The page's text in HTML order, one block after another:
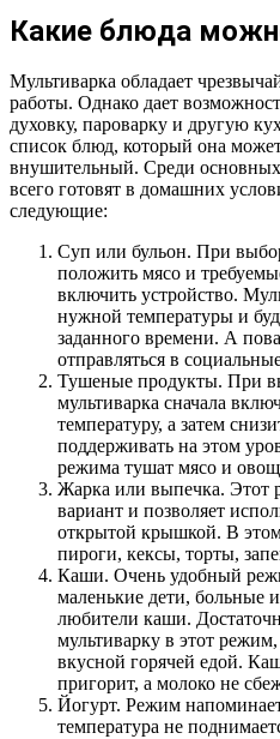
Какие блюда
Мультиварка обладает
работы. Однако дает
духовку, пароварку и другую
список блюд, который она
внушительный. Среди
всего готовят в домашних
следующие:
Суп или бульон. При
положить мясо и
включить устройство.
нужной температуры и
заданного времени. А
отправляться в
Тушеные продукты. При
мультиварка сначала
температуру, а затем
поддерживать на этом
режима тушат мясо и
Жарка или выпечка.
вариант и позволяет
открытой крышкой. В
пироги, кексы, торты,
Каши. Очень удобный
маленькие дети, больные
любители каши.
мультиварку в этот
вкусной горячей едой.
пригорит, а молоко не
Йогурт. Режим
температура не